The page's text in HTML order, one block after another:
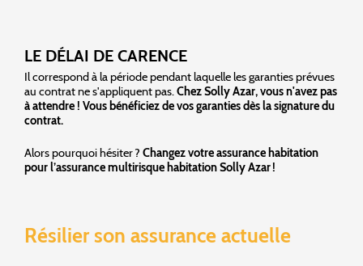
LE DÉLAI DE CARENCE
Il correspond à la période pendant laquelle les garanties prévues
au contrat ne s'appliquent pas.Chez Solly Azar, vous n'avez pas
à attendre ! Vous bénéficiez de vos garanties dès la signature du
contrat.
Alors pourquoi hésiter ? Changez votre assurance habitation
pour l’assurance multirisque habitation Solly Azar !
Résilier son assurance actuelle